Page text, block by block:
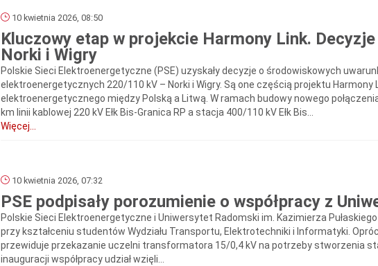
10 kwietnia 2026, 08:50
Kluczowy etap w projekcie Harmony Link.
Norki i Wigry
Polskie Sieci Elektroenergetyczne (PSE) uzyskały decyzje o środowiskowych
elektroenergetycznych 220/110 kV – Norki i Wigry. Są one częścią projektu Harmony
elektroenergetycznego między Polską a Litwą. W ramach budowy nowego
km linii kablowej 220 kV Ełk Bis-Granica RP a stacja 400/110 kV Ełk Bis...
Więcej...
10 kwietnia 2026, 07:32
PSE podpisały porozumienie o współpracy z
Polskie Sieci Elektroenergetyczne i Uniwersytet Radomski im. Kazimierza
przy kształceniu studentów Wydziału Transportu, Elektrotechniki i Informatyki.
przewiduje przekazanie uczelni transformatora 15/0,4 kV na potrzeby stworzenia
inauguracji współpracy udział wzięli...